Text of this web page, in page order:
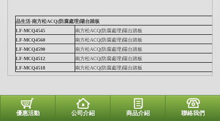
品生活-南方松ACQ(防腐處理)陽台踏板
LF-MCQ4545
南方松ACQ(防腐處理)陽台踏板
LF-MCQ4560
南方松ACQ(防腐處理)陽台踏板
LF-MCQ4590
南方松ACQ(防腐處理)陽台踏板
LF-MCQ4512
南方松ACQ(防腐處理)陽台踏板
LF-MCQ4518
南方松ACQ(防腐處理)陽台踏板
優惠活動 公司介紹 商品介紹 聯絡我們